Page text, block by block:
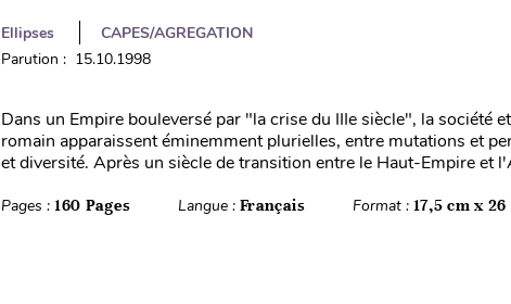
Ellipses
CAPES/AGREGATION
Parution : 15.10.1998
Dans un Empire bouleversé par "la crise du IIIe siècle", la société
romain apparaissent éminemment plurielles, entre mutations et
et diversité. Après un siècle de transition entre le Haut-Empire et
Pages : 160 Pages Langue : Français Format : 17,5 cm x 26